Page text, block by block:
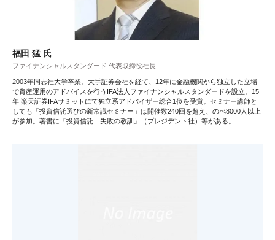
福田 猛 氏
ファイナンシャルスタンダード 代表取締役社長
2003年同志社大学卒業。大手証券会社を経て、12年に金融機関から独立した立場
で資産運用のアドバイスを行うIFA法人ファイナンシャルスタンダードを設立。15
年 楽天証券IFAサミットにて独立系アドバイザー総合1位を受賞。セミナー講師と
しても「投資信託選びの新常識セミナー」は開催数240回を超え、のべ8000人以上
が参加。著書に『投資信託 失敗の教訓』（プレジデント社）等がある。